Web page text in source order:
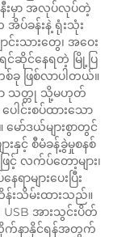
းမှာ အလုပ်လုပ်တဲ့
အိပ်ခန်းနဲ့ ရုံးသုံး
းသားတွေ၊ အဝေး
ဆိုင်နေရတဲ့ မြို့ပြ
ဖြစ်လာပါတယ်။
သော သတ္တု သို့မဟုတ်
ါင်းစပ်ထားသော
ော်ဒယ်များစွာတွင်
းနှင့် စီမံခန့်ခွဲမှုစနစ်
င့် လက်ပ်တော့များ၊
ာများပေးပြီး
န်းသိမ်းထားသည်။
USB အားသွင်းပိတ်
လိုက်နာနိုင်ရန်အတွက်